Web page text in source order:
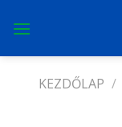
KEZDŐLAP /